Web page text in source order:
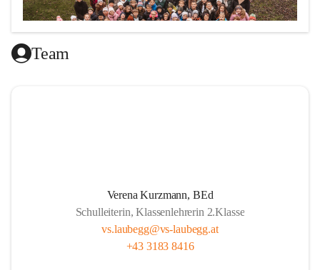
nterricht bunt, mit Herz und mit Sinn,
ücher und Pausen – das gehört hier hin.
ntdecken, forschen, neugierig sein,
Team
Verena Kurzmann, BEd
Schulleiterin, Klassenlehrerin 2.Klasse
vs.laubegg@vs-laubegg.at
+43 3183 8416